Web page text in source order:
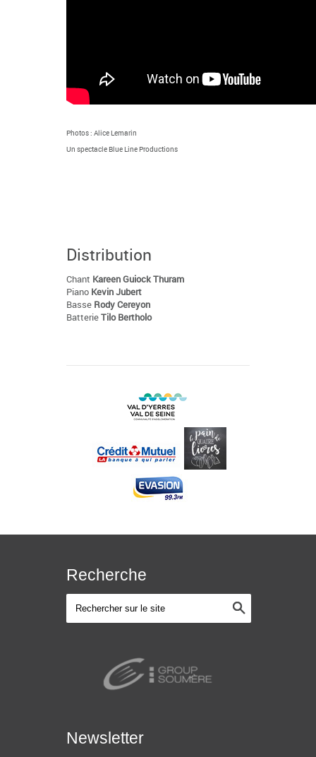
Photos : Alice Lemarin
Un spectacle Blue Line Productions
Distribution
Chant Kareen Guiock Thuram
Piano Kevin Jubert
Basse Rody Cereyon
BatterieTilo Bertholo
Recherche
Newsletter